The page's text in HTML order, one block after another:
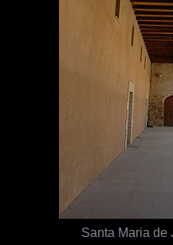
Santa Maria de